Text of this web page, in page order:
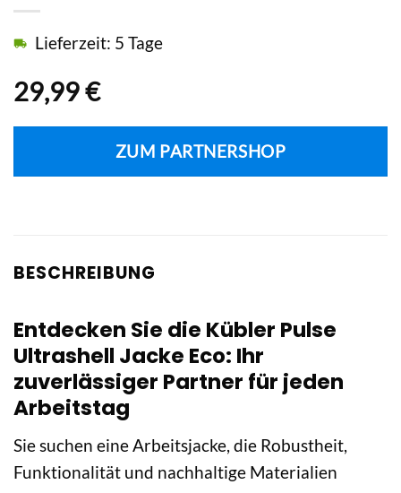
29,99€
Lieferzeit: 5 Tage
ZUM PARTNERSHOP
BESCHREIBUNG
Entdecken Sie die Kübler Pulse
Ultrashell Jacke Eco: Ihr
zuverlässiger Partner für jeden
Arbeitstag
Sie suchen eine Arbeitsjacke, die Robustheit,
Funktionalität und nachhaltige Materialien